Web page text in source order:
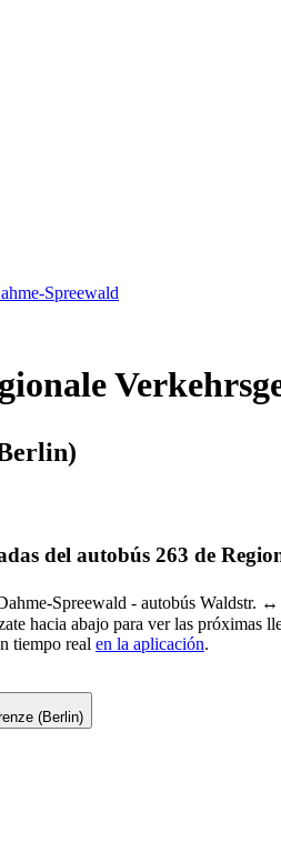
Spreewald
del autobús 263 de
Spreewald - autobús
hacia abajo para ver las próximas
tiempo real en la aplicación.
(Berlin)